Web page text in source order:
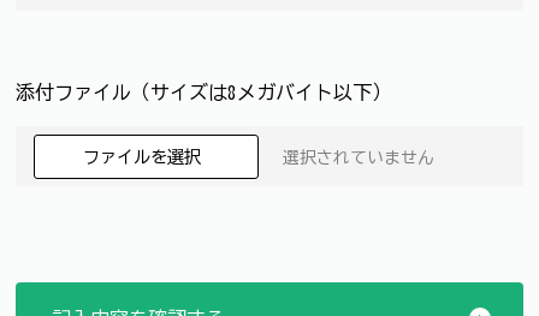
添付ファイル（サイズは8メガバイト以下）
ファイルを選択 選択されていません